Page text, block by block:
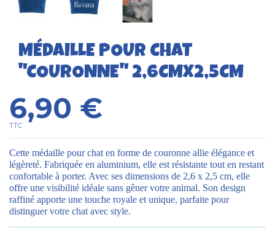
MÉDAILLE POUR CHAT
"COURONNE" 2,6CMX2,5CM
6,90 €
TTC
Cette médaille pour chat en forme de couronne allie élégance et
légèreté. Fabriquée en aluminium, elle est résistante tout en restant
confortable à porter. Avec ses dimensions de 2,6 x 2,5 cm, elle
offre une visibilité idéale sans gêner votre animal. Son design
raffiné apporte une touche royale et unique, parfaite pour
distinguer votre chat avec style.